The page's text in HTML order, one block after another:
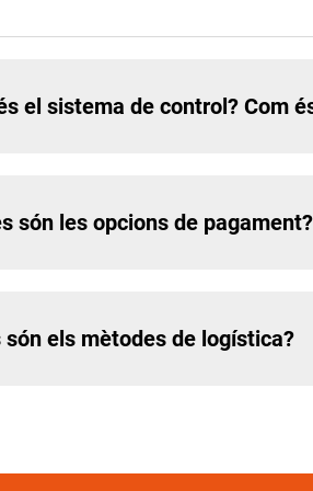
el sistema de control? Com
són les opcions de pagament?
són els mètodes de logística?